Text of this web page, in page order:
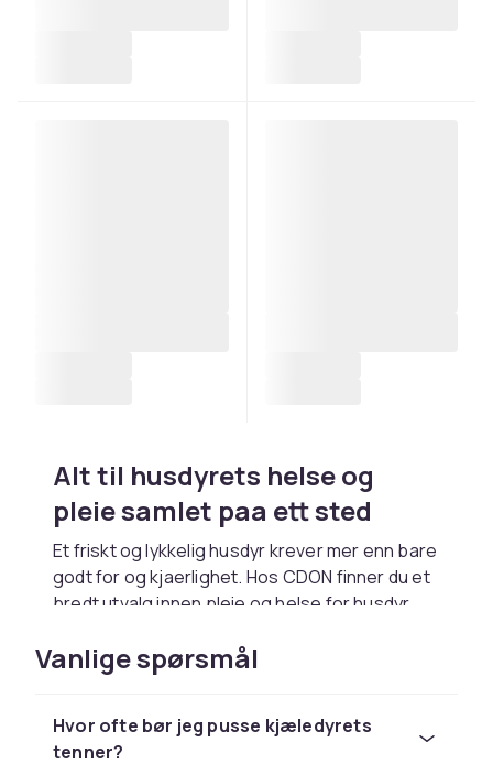
Alt til husdyrets helse og
pleie samlet paa ett sted
Et friskt og lykkelig husdyr krever mer enn bare
godt for og kjaerlighet. Hos CDON finner du et
bredt utvalg innen pleie og helse for husdyr
utstyr og kosttilskudd. Uansett om du har
hund, katt, kanin eller et annet kjaledyr, har vi
Alle bestillinger leveres raskt, og du handler
Vanlige spørsmål
Hvor ofte bør jeg pusse kjæledyrets
tenner?